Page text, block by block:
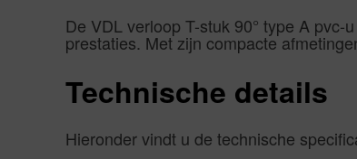
De VDL verloop T-stuk 90° type A
prestaties. Met zijn compacte
Technische details
Hieronder vindt u de technische